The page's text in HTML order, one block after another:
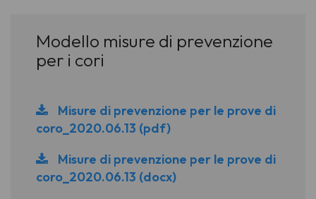
Modello misure di prevenzione
per i cori
Misure di prevenzione per le prove di
coro_2020.06.13 (pdf)
Misure di prevenzione per le prove di
coro_2020.06.13 (docx)